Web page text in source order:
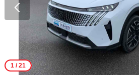
1/ 21